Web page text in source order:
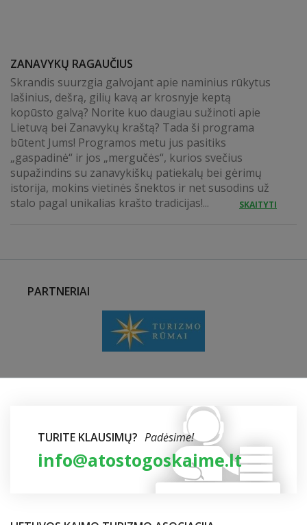
ZANAVYKŲ RAGAUČIUS
Skrandis suurzgia galvojant apie naminius rūkytus
lašinius, dešrą, gilių kavą ar krosnyje keptą
kopūsto galvą? Norite kuo daugiau sužinoti apie
Lietuvą bei Zanavykų kraštą? Tada ši programa
būtent Jums! Programos metu jus pasitiks
„gaspadinė“ ir jos „mergučės“, kurios svečius
supažindins su zanavykiškų patiekalų bei gėrimų
istorija, mokins vietinės šnektos ir net susodins už
stalo pagal unikalias krašto tradicijas!...
SKAITYTI
PARTNERIAI
TURITE KLAUSIMŲ? Padėsime!
info@atostogoskaime.lt